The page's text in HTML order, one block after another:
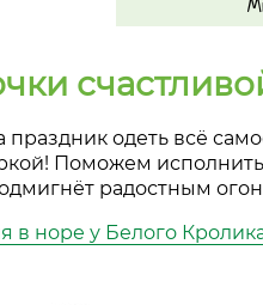
праздник одеть всё
Поможем
радостным
в норе у Белого